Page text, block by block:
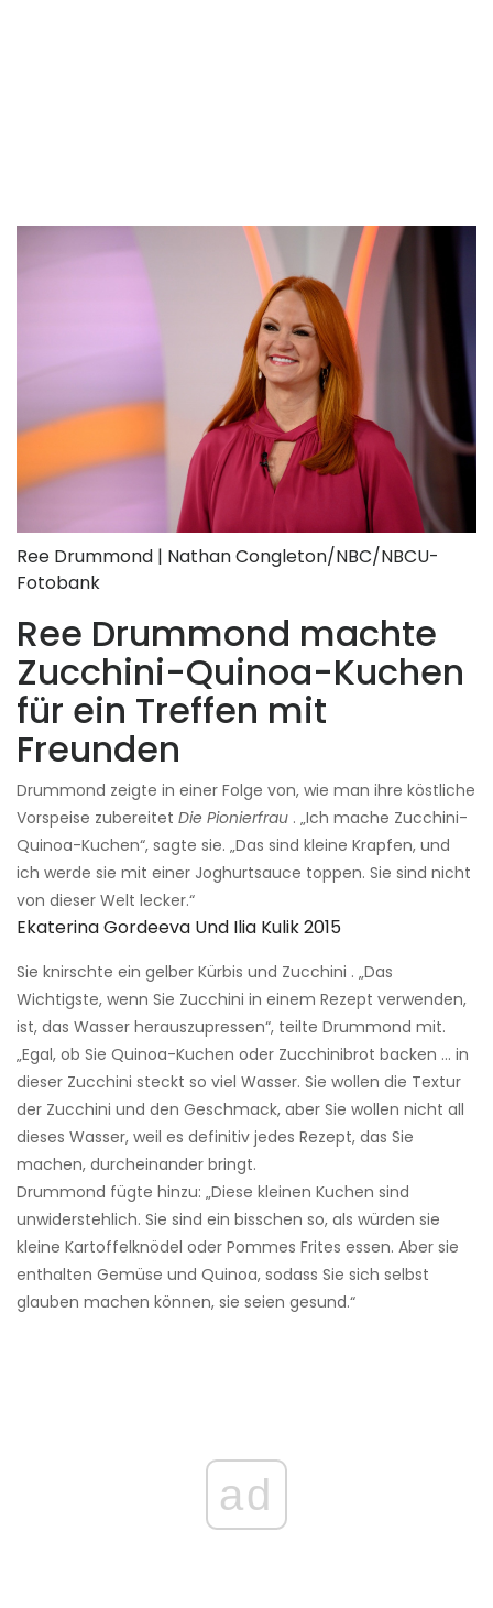
Ree Drummond | Nathan Congleton/NBC/NBCU-
Fotobank
Ree Drummond machte
Zucchini-Quinoa-Kuchen
für ein Treffen mit
Freunden
Drummond zeigte in einer Folge von, wie man ihre köstliche
Vorspeise zubereitet Die Pionierfrau . „Ich mache Zucchini-
Quinoa-Kuchen“, sagte sie. „Das sind kleine Krapfen, und
ich werde sie mit einer Joghurtsauce toppen. Sie sind nicht
von dieser Welt lecker.“
Ekaterina Gordeeva Und Ilia Kulik 2015
Sie knirschte ein gelber Kürbis und Zucchini . „Das
Wichtigste, wenn Sie Zucchini in einem Rezept verwenden,
ist, das Wasser herauszupressen“, teilte Drummond mit.
„Egal, ob Sie Quinoa-Kuchen oder Zucchinibrot backen … in
dieser Zucchini steckt so viel Wasser. Sie wollen die Textur
der Zucchini und den Geschmack, aber Sie wollen nicht all
dieses Wasser, weil es definitiv jedes Rezept, das Sie
machen, durcheinander bringt.
Drummond fügte hinzu: „Diese kleinen Kuchen sind
unwiderstehlich. Sie sind ein bisschen so, als würden sie
kleine Kartoffelknödel oder Pommes Frites essen. Aber sie
enthalten Gemüse und Quinoa, sodass Sie sich selbst
glauben machen können, sie seien gesund.“
ad